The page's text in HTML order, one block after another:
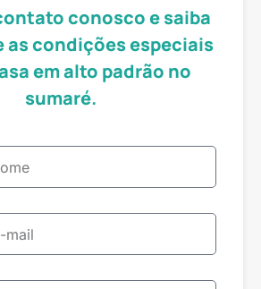
conosco e saiba
as condições especiais
em alto padrão no
sumaré.